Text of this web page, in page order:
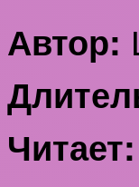
Автор:
Читает: